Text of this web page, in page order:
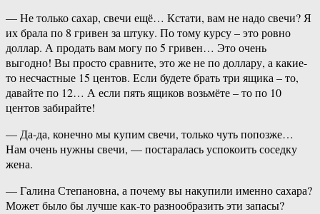
— Не только сахар, свечи ещё… Кстати, вам не надо свечи? Я
их брала по 8 гривен за штуку. По тому курсу – это ровно
доллар. А продать вам могу по 5 гривен… Это очень
выгодно! Вы просто сравните, это же не по доллару, а какие-
то несчастные 15 центов. Если будете брать три ящика – то,
давайте по 12… А если пять ящиков возьмёте – то по 10
центов забирайте!
— Да-да, конечно мы купим свечи, только чуть попозже…
Нам очень нужны свечи, — постаралась успокоить соседку
жена.
— Галина Степановна, а почему вы накупили именно сахара?
Может было бы лучше как-то разнообразить эти запасы?